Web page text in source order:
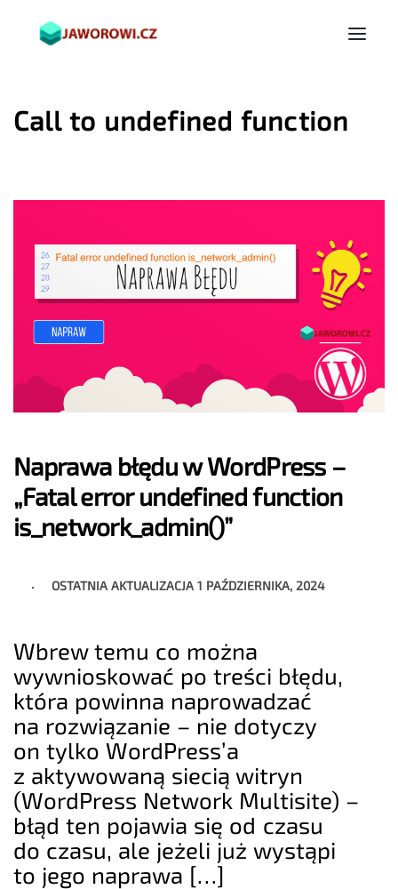
Call to undefined function
Naprawa błędu w WordPress –
„Fatal error undefined function
is_network_admin()”
OSTATNIA AKTUALIZACJA1 PAŹDZIERNIKA, 2024
Wbrew temu co można
wywnioskować po treści błędu,
która powinna naprowadzać
na rozwiązanie – nie dotyczy
on tylko WordPress’a
z aktywowaną siecią witryn
(WordPress Network Multisite) –
błąd ten pojawia się od czasu
do czasu, ale jeżeli już wystąpi
to jego naprawa […]